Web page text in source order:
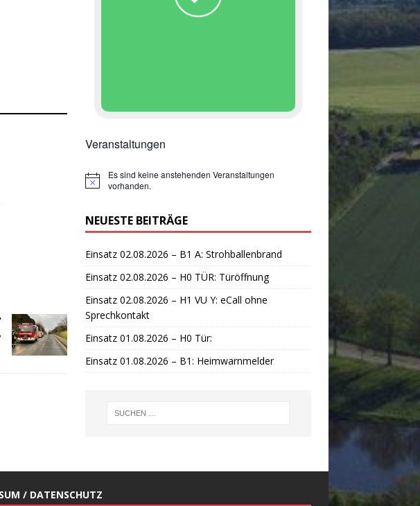
Veranstaltungen
H
w
e
s
Es sind keine anstehenden Veranstaltungen
vorhanden.
NEUESTE BEITRÄGE
Einsatz 02.08.2026 – B1 A: Strohballenbrand
Einsatz 02.08.2026 – H0 TÜR: Türöffnung
Einsatz 02.08.2026 – H1 VU Y: eCall ohne
Sprechkontakt
Einsatz 01.08.2026 – H0 Tür:
Einsatz 01.08.2026 – B1: Heimwarnmelder
/ DATENSCHUTZ